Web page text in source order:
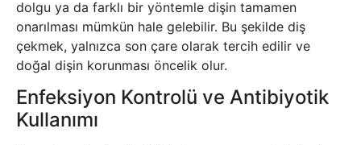
dolgu ya da farklı bir yöntemle dişin tamamen
onarılması mümkün hale gelebilir. Bu şekilde diş
çekmek, yalnızca son çare olarak tercih edilir ve
doğal dişin korunması öncelik olur.
Enfeksiyon Kontrolü ve Antibiyotik
Kullanımı